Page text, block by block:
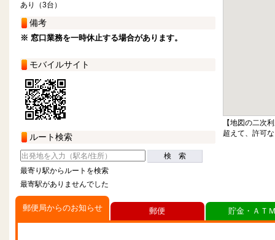
あり（3台）
備考
※ 窓口業務を一時休止する場合があります。
モバイルサイト
ルート検索
検 索
最寄り駅からルートを検索
最寄駅がありませんでした
【地図の二次
超えて、許可
郵便局からのお知らせ 郵便 貯金・ＡＴ